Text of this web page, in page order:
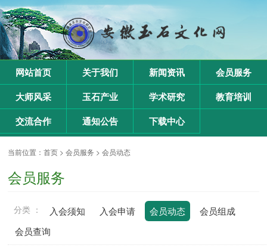
网站首页 关于我们 新闻资讯 会员服务
大师风采 玉石产业 学术研究 教育培训
交流合作 通知公告 下载中心
当前位置：首页 >会员服务 >会员动态
会员服务
分类 ： 入会须知 入会申请 会员动态
会员组成
会员查询